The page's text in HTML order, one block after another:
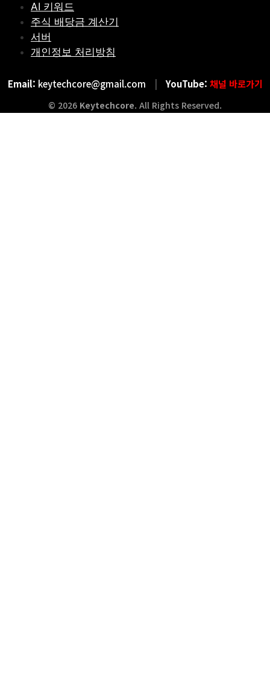
AI 키워드
주식 배당금 계산기
서버
개인정보 처리방침
Email: keytechcore@gmail.com | YouTube: 채널 바로가기
© 2026 Keytechcore. All Rights Reserved.